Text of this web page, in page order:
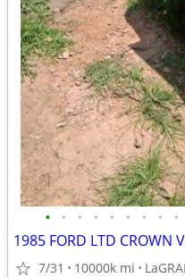
• • • • • • • • •
7/31 10000k mi